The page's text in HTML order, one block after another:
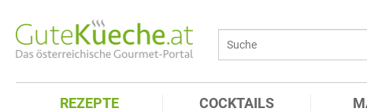
REZEPTE COCKTAILS